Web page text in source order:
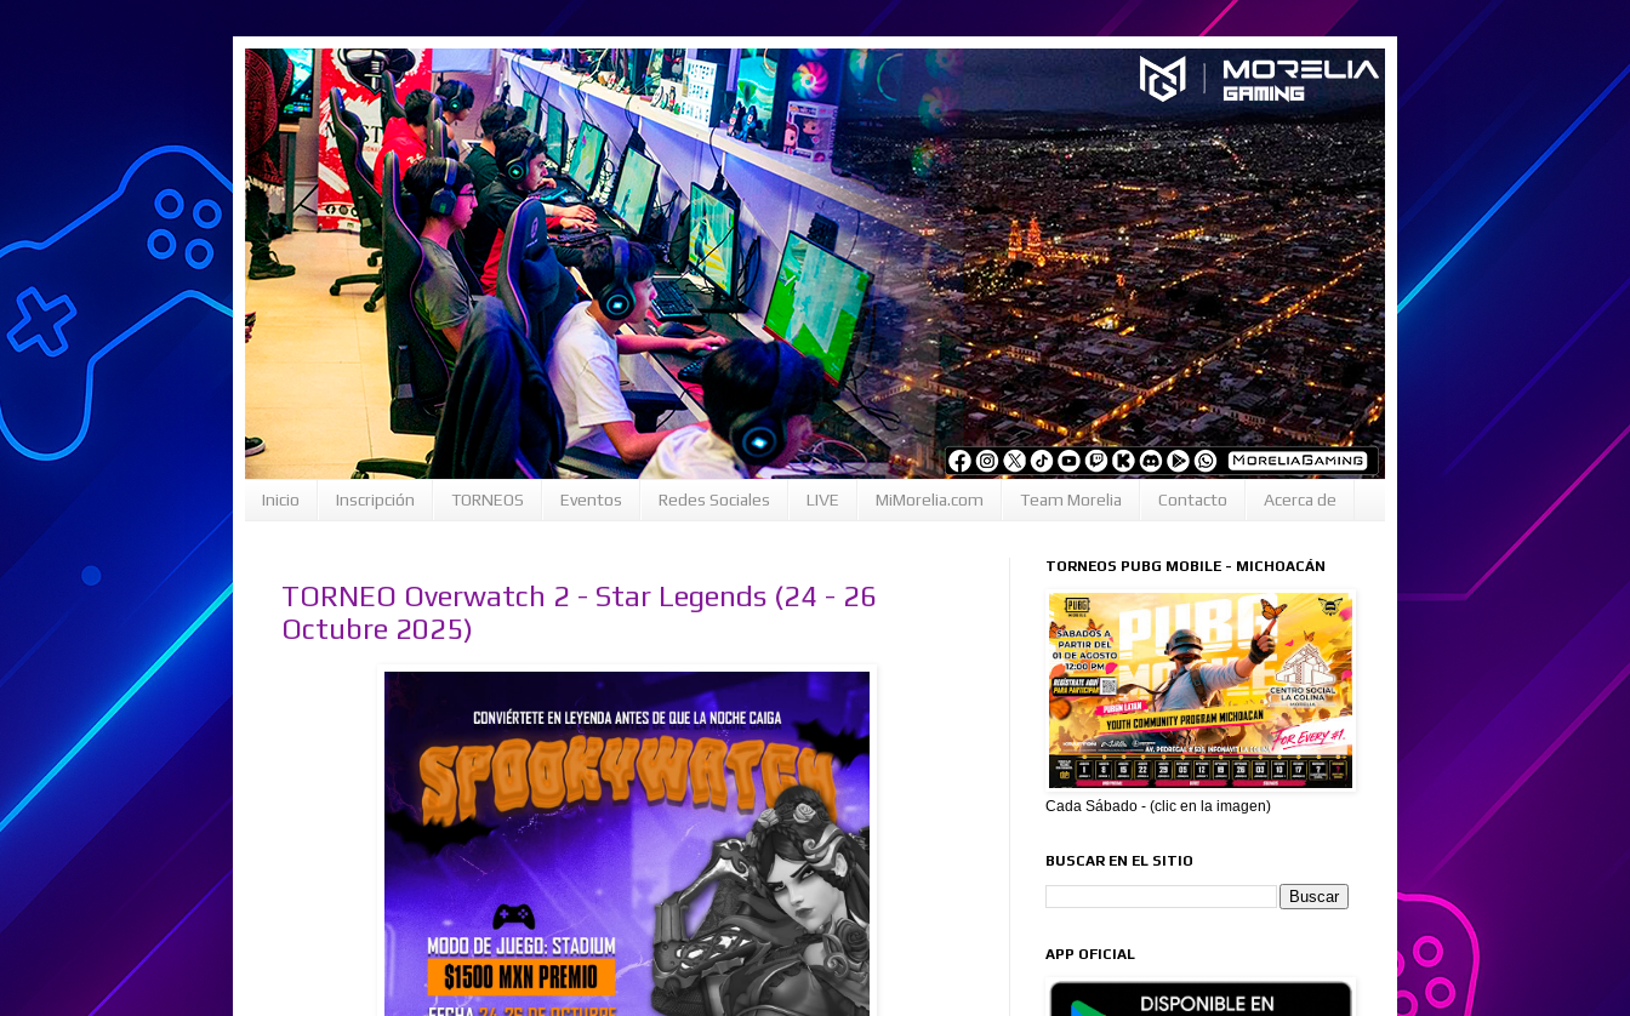
Inicio Inscripción TORNEOS Eventos Redes Sociales LIVE MiMorelia.com Team Morelia Contacto Acerca de
TORNEO Overwatch 2 - Star Legends (24 - 26
Octubre 2025)
TORNEOS PUBG MOBILE - MICHOACÁN
Cada Sábado - (clic en la imagen)
BUSCAR EN EL SITIO
APP OFICIAL